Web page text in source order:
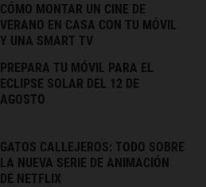
CÓMO MONTAR UN CINE DE
VERANO EN CASA CON TU MÓVIL
Y UNA SMART TV
PREPARA TU MÓVIL PARA EL
ECLIPSE SOLAR DEL 12 DE
AGOSTO
GATOS CALLEJEROS: TODO SOBRE
LA NUEVA SERIE DE ANIMACIÓN
DE NETFLIX